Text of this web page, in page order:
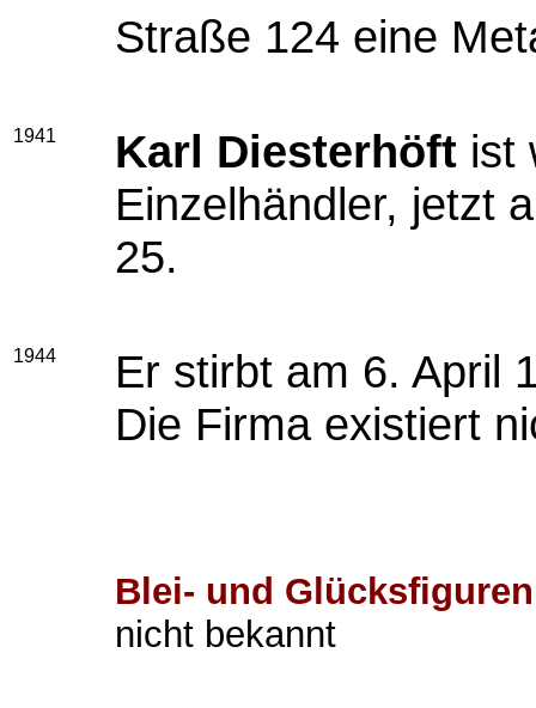
Straße 124 eine
1941 Karl Diesterhöft ist
Einzelhändler, jetzt
25.
1944
Er stirbt am 6. April
Die Firma existiert
Blei- und
nicht bekannt